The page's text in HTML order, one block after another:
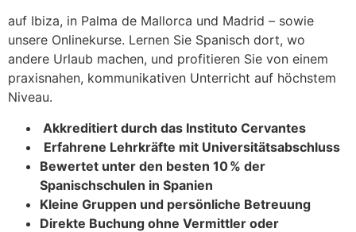
auf Ibiza, in Palma de Mallorca und Madrid – sowie
unsere Onlinekurse. Lernen Sie Spanisch dort, wo
andere Urlaub machen, und profitieren Sie von einem
praxisnahen, kommunikativen Unterricht auf höchstem
Niveau.
Akkreditiert durch das Instituto Cervantes
Erfahrene Lehrkräfte mit Universitätsabschluss
Bewertet unter den besten 10 % der
Spanischschulen in Spanien
Kleine Gruppen und persönliche Betreuung
Direkte Buchung ohne Vermittler oder